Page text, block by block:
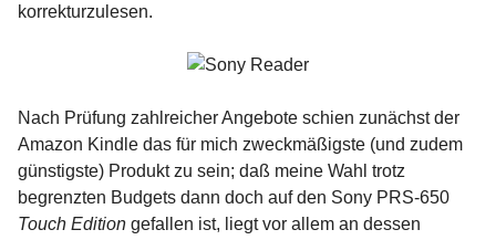
korrekturzulesen.
Nach Prüfung zahlreicher Angebote schien zunächst der
Amazon Kindle das für mich zweckmäßigste (und zudem
günstigste) Produkt zu sein; daß meine Wahl trotz
begrenzten Budgets dann doch auf den Sony PRS-650
Touch Edition gefallen ist, liegt vor allem an dessen